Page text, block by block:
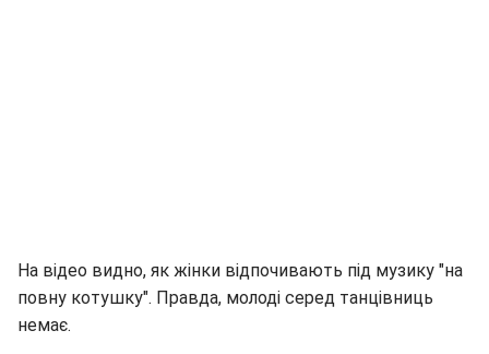
На відео видно, як жінки відпочивають під музику "на
повну котушку". Правда, молоді серед танцівниць
немає.